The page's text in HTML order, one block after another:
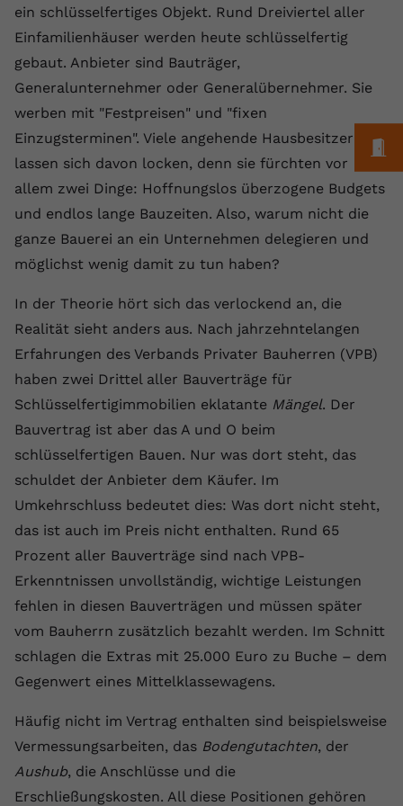
ein schlüsselfertiges Objekt. Rund Dreiviertel aller
Einfamilienhäuser werden heute schlüsselfertig
gebaut. Anbieter sind Bauträger,
Generalunternehmer oder Generalübernehmer. Sie
werben mit "Festpreisen" und "fixen
Einzugsterminen". Viele angehende Hausbesitzer
lassen sich davon locken, denn sie fürchten vor
allem zwei Dinge: Hoffnungslos überzogene Budgets
und endlos lange Bauzeiten. Also, warum nicht die
ganze Bauerei an ein Unternehmen delegieren und
möglichst wenig damit zu tun haben?
In der Theorie hört sich das verlockend an, die
Realität sieht anders aus. Nach jahrzehntelangen
Erfahrungen des Verbands Privater Bauherren (VPB)
haben zwei Drittel aller Bauverträge für
Schlüsselfertigimmobilien eklatante Mängel. Der
Bauvertrag ist aber das A und O beim
schlüsselfertigen Bauen. Nur was dort steht, das
schuldet der Anbieter dem Käufer. Im
Umkehrschluss bedeutet dies: Was dort nicht steht,
das ist auch im Preis nicht enthalten. Rund 65
Prozent aller Bauverträge sind nach VPB-
Erkenntnissen unvollständig, wichtige Leistungen
fehlen in diesen Bauverträgen und müssen später
vom Bauherrn zusätzlich bezahlt werden. Im Schnitt
schlagen die Extras mit 25.000 Euro zu Buche – dem
Gegenwert eines Mittelklassewagens.
Häufig nicht im Vertrag enthalten sind beispielsweise
Vermessungsarbeiten, das Bodengutachten, der
Aushub, die Anschlüsse und die
Erschließungskosten. All diese Positionen gehören
Laufzeit 1 Jahr
Dieser Wert speichert Ihre Consent-
Einstellungen. Unter anderem eine
zufällig generierte ID, für die
vorgenommen Einstellungen, falls der
Webseiten-Betreiber dies eingestellt
hat.
Name fe_typo_user
Anbieter VPB.de
Laufzeit Session
Zweck
Dieses Cookie wird verwendet, um die
Speicherung von
Benutzereinstellungen zu ermöglichen.
Zweck
wiederzuerkennen und statistische
Informationen zur Nutzung der
Website zu erfassen.
Name _gcl au
Anbieter Google Ads
Laufzeit 90 Tage
Wird von Google Ads für das
Conversion-Tracking verwendet, um
Werbeklicks der Nutzung auf unserer
Website zuzuordnen.
Cookie-Informationen anzeigen
Externe Inhalte
um Ihnen zusätzliche Informationen anzubieten.
Name vuid
Anbieter vimeo.com
Laufzeit 2 Jahre
Vimeo installiert dieses Cookie, um
Tracking-Informationen zu sammeln,
Einbetten von Videos auf der Website
setzt.
Name CONSENT
Anbieter youtube.com
Laufzeit 2 Jahre
Zweck
YouTube setzt dieses Cookie über
eingebettete YouTube-Videos und
Name yt-remote-device-id
Anbieter Youtube.com
Laufzeit Session
Zweck
YouTube setzt diesen Cookie, um die
speichern, der eingebettete YouTube-
Videos verwendet.
Cookie-Informationen anzeigen